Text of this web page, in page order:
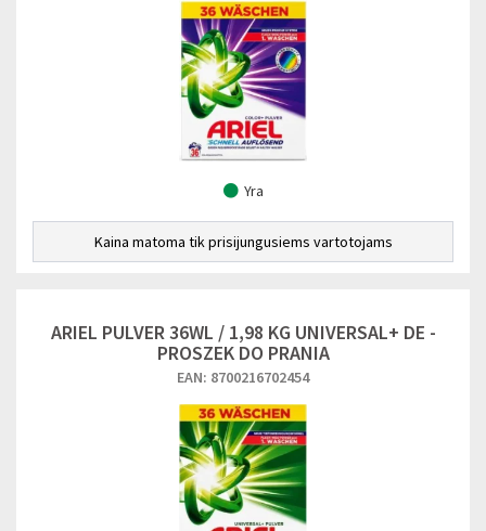
Yra
Kaina matoma tik prisijungusiems vartotojams
ARIEL PULVER 36WL / 1,98 KG UNIVERSAL+ DE -
PROSZEK DO PRANIA
EAN: 8700216702454